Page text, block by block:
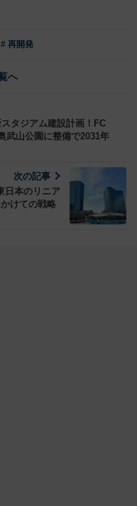
# 再開発
へ
タジアム建設計画！FC
武山公園に整備で2031年
次の記事
日本のリニア
けての戦略